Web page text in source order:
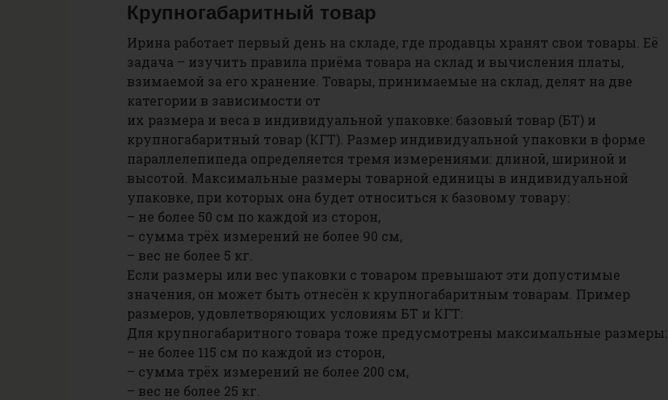
Крупногабаритный товар
Ирина работает первый день на складе, где продавцы хранят свои товары. Её
задача – изучить правила приёма товара на склад и вычисления платы,
взимаемой за его хранение. Товары, принимаемые на склад, делят на две
категории в зависимости от
их размера и веса в индивидуальной упаковке: базовый товар (БТ) и
крупногабаритный товар (КГТ). Размер индивидуальной упаковки в форме
параллелепипеда определяется тремя измерениями: длиной, шириной и
высотой. Максимальные размеры товарной единицы в индивидуальной
упаковке, при которых она будет относиться к базовому товару:
– не более 50 см по каждой из сторон,
– сумма трёх измерений не более 90 см,
– вес не более 5 кг.
Если размеры или вес упаковки с товаром превышают эти допустимые
значения, он может быть отнесён к крупногабаритным товарам. Пример
размеров, удовлетворяющих условиям БТ и КГТ:
Для крупногабаритного товара тоже предусмотрены максимальные размеры:
– не более 115 см по каждой из сторон,
– сумма трёх измерений не более 200 см,
– вес не более 25 кг.